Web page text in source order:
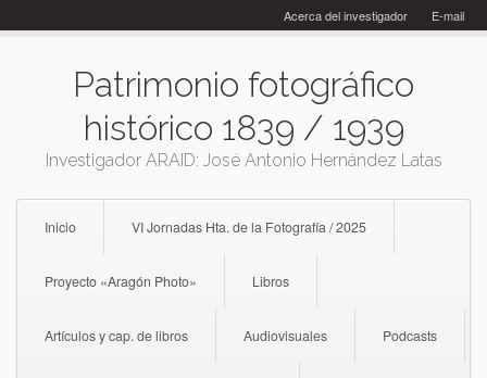
to
E-mail
Acerca del investigador
Patrimonio fotográfico
histórico 1839 / 1939
Investigador ARAID: José Antonio Hernández Latas
Inicio VI Jornadas Hta. de la Fotografía / 2025
Proyecto «Aragón Photo» Libros
Artículos y cap. de libros Audiovisuales Podcasts